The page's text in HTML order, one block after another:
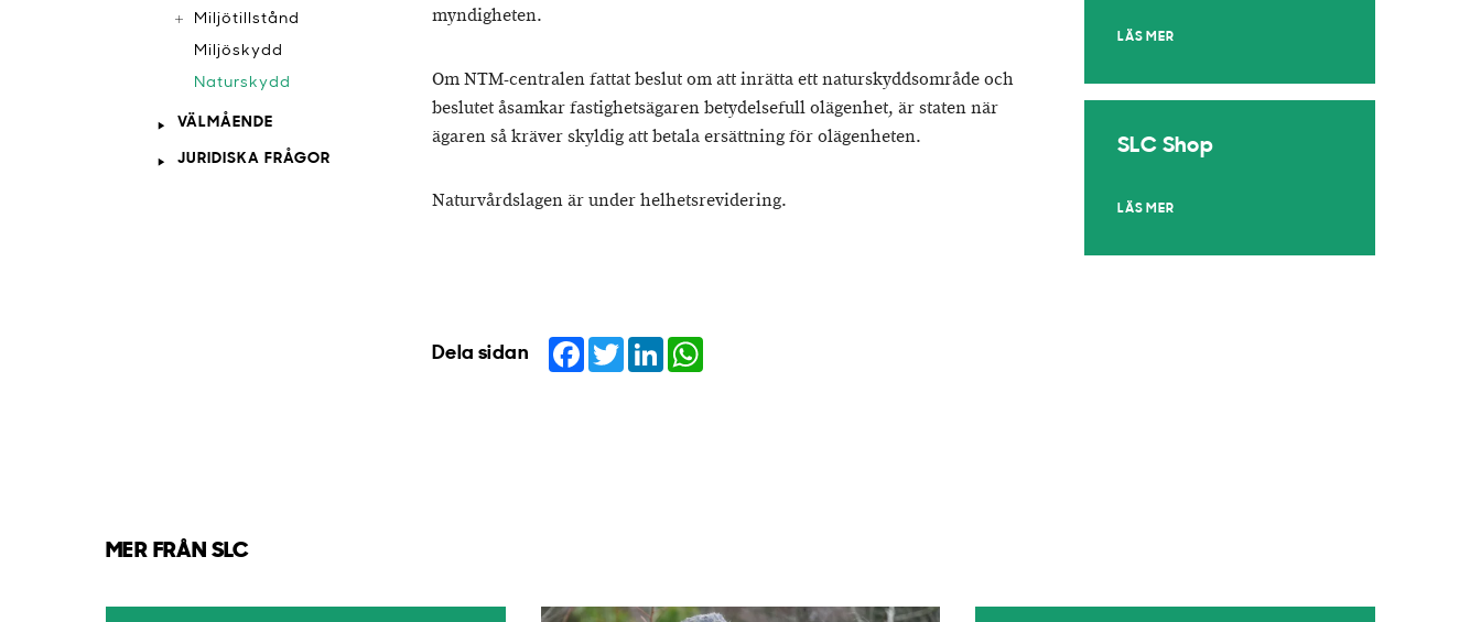
myndigheten.
Om NTM-centralen fattat beslut om att inrätta ett naturskyddsområde och
beslutet åsamkar fastighetsägaren betydelsefull olägenhet, är staten när
ägaren så kräver skyldig att betala ersättning för olägenheten.
Naturvårdslagen är under helhetsrevidering.
Dela sidan Facebook
TwitterLinkedIn
Miljötillstånd
Miljöskydd
Naturskydd
VÄLMÅENDE
JURIDISKA FRÅGOR
LÄS MER
SLC Shop
LÄS MER
MER FRÅN SLC